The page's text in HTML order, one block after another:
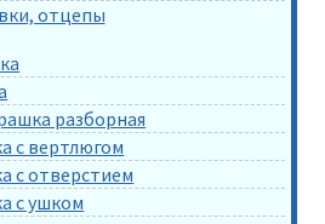
отцепы
разборная
с вертлюгом
с отверстием
с ушком